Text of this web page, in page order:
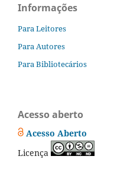
Informações
Para Leitores
Para Autores
Para Bibliotecários
Acesso aberto
Acesso Aberto
Licença